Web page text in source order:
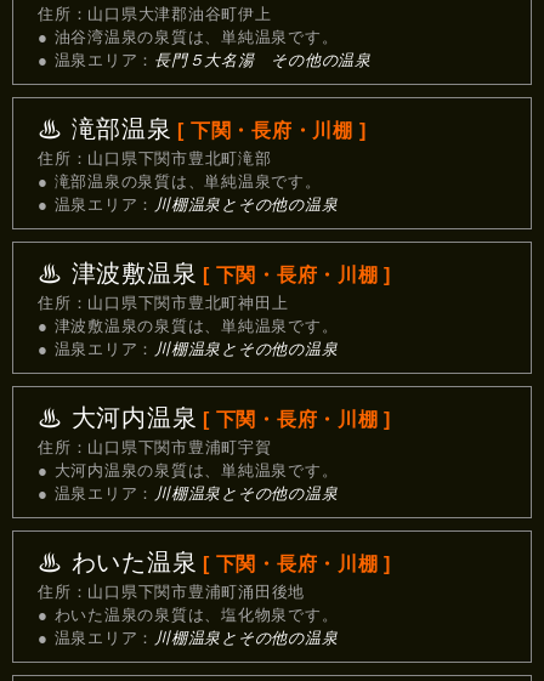
住所：山口県大津郡油谷町伊上
● 油谷湾温泉の泉質は、単純温泉です。
● 温泉エリア： 長門５大名湯 その他の温泉
♨ 滝部温泉 [ 下関・長府・川棚 ]
住所：山口県下関市豊北町滝部
● 滝部温泉の泉質は、単純温泉です。
● 温泉エリア： 川棚温泉とその他の温泉
♨ 津波敷温泉 [ 下関・長府・川棚 ]
住所：山口県下関市豊北町神田上
● 津波敷温泉の泉質は、単純温泉です。
● 温泉エリア： 川棚温泉とその他の温泉
♨ 大河内温泉 [ 下関・長府・川棚 ]
住所：山口県下関市豊浦町宇賀
● 大河内温泉の泉質は、単純温泉です。
● 温泉エリア： 川棚温泉とその他の温泉
♨ わいた温泉 [ 下関・長府・川棚 ]
住所：山口県下関市豊浦町涌田後地
● わいた温泉の泉質は、塩化物泉です。
● 温泉エリア： 川棚温泉とその他の温泉